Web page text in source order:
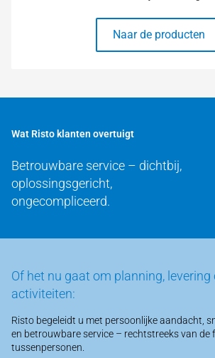
Naar de producten
Wat Risto klanten overtuigt
Betrouwbare service – dichtbij,
oplossingsgericht,
ongecompliceerd.
Of het nu gaat om planning, levering
activiteiten:
Risto begeleidt u met persoonlijke aandacht,
en betrouwbare service – rechtstreeks van de
tussenpersonen.